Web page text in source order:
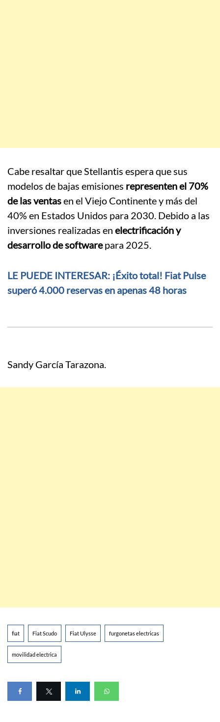
Cabe resaltar que Stellantis espera que sus
modelos de bajas emisiones representen el 70%
de las ventasen el Viejo Continente y más del
40% en Estados Unidos para 2030. Debido a las
inversiones realizadas en electrificación y
desarrollo de softwarepara 2025.
LE PUEDE INTERESAR: ¡Éxito total! Fiat Pulse
superó 4.000 reservas en apenas 48 horas
Sandy García Tarazona.
fiat Fiat Scudo Fiat Ulysse furgonetas electricas
movilidad electrica